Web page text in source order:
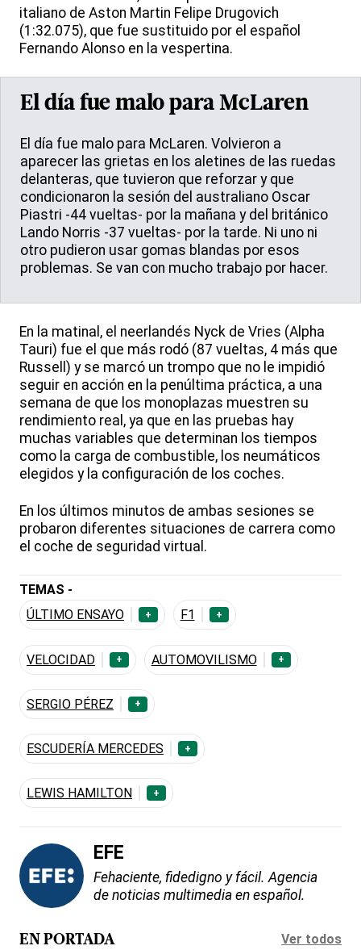
italiano de Aston Martin Felipe Drugovich
(1:32.075), que fue sustituido por el español
Fernando Alonso en la vespertina.
El día fue malo para McLaren
El día fue malo para McLaren. Volvieron a
aparecer las grietas en los aletines de las ruedas
delanteras, que tuvieron que reforzar y que
condicionaron la sesión del australiano Oscar
Piastri -44 vueltas- por la mañana y del británico
Lando Norris -37 vueltas- por la tarde. Ni uno ni
otro pudieron usar gomas blandas por esos
problemas. Se van con mucho trabajo por hacer.
En la matinal, el neerlandés Nyck de Vries (Alpha
Tauri) fue el que más rodó (87 vueltas, 4 más que
Russell) y se marcó un trompo que no le impidió
seguir en acción en la penúltima práctica, a una
semana de que los monoplazas muestren su
rendimiento real, ya que en las pruebas hay
muchas variables que determinan los tiempos
como la carga de combustible, los neumáticos
elegidos y la configuración de los coches.
En los últimos minutos de ambas sesiones se
probaron diferentes situaciones de carrera como
el coche de seguridad virtual.
TEMAS -
ÚLTIMO ENSAYO
+ F1 +
VELOCIDAD + AUTOMOVILISMO +
SERGIO PÉREZ +
ESCUDERÍA MERCEDES +
LEWIS HAMILTON +
EFE
Fehaciente, fidedigno y fácil. Agencia
de noticias multimedia en español.
EN PORTADA Ver todos